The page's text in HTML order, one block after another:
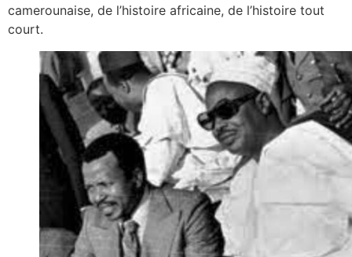
camerounaise, de l’histoire africaine, de l’histoire tout
court.